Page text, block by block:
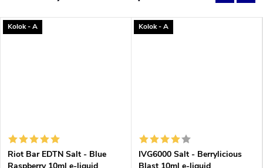
Kolok - A
Riot Bar EDTN Salt - Blue
Raspberry 10ml e-liquid
Kolok - A
IVG6000 Salt - Berrylicious
Blast 10ml e-liquid